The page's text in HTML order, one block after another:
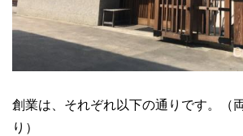
創業は、それぞれ以下の通りです。（
り）